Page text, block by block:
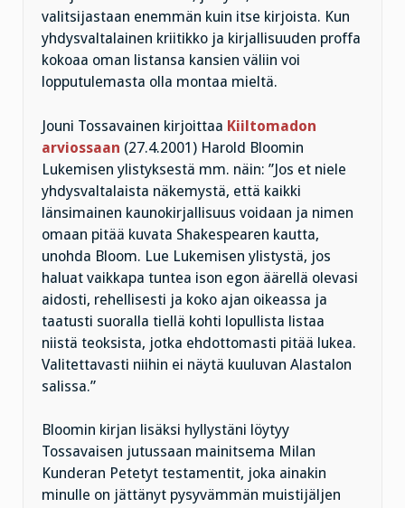
valitsijastaan enemmän kuin itse kirjoista. Kun
yhdysvaltalainen kriitikko ja kirjallisuuden proffa
kokoaa oman listansa kansien väliin voi
lopputulemasta olla montaa mieltä.
Jouni Tossavainen kirjoittaa Kiiltomadon
arviossaan (27.4.2001) Harold Bloomin
Lukemisen ylistyksestä mm. näin: ”Jos et niele
yhdysvaltalaista näkemystä, että kaikki
länsimainen kaunokirjallisuus voidaan ja nimen
omaan pitää kuvata Shakespearen kautta,
unohda Bloom. Lue Lukemisen ylistystä, jos
haluat vaikkapa tuntea ison egon äärellä olevasi
aidosti, rehellisesti ja koko ajan oikeassa ja
taatusti suoralla tiellä kohti lopullista listaa
niistä teoksista, jotka ehdottomasti pitää lukea.
Valitettavasti niihin ei näytä kuuluvan Alastalon
salissa.”
Bloomin kirjan lisäksi hyllystäni löytyy
Tossavaisen jutussaan mainitsema Milan
Kunderan Petetyt testamentit, joka ainakin
minulle on jättänyt pysyvämmän muistijäljen